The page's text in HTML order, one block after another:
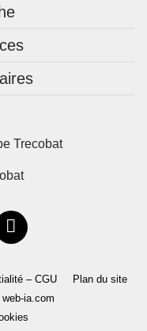
Trecobat
– CGU
Plan du site
ia.com